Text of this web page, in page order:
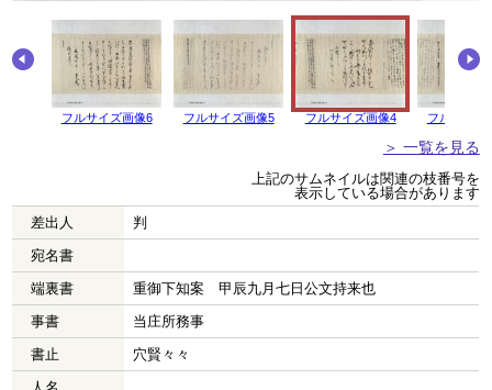
フルサイズ画像6 フルサイズ画像5 フルサイズ画像4 フルサイズ
＞ 一覧を見る
上記のサムネイルは関連の枝番号を
表示している場合があります
差出人
判
宛名書
端裏書
重御下知案 甲辰九月七日公文持来也
事書
当庄所務事
書止
穴賢々々